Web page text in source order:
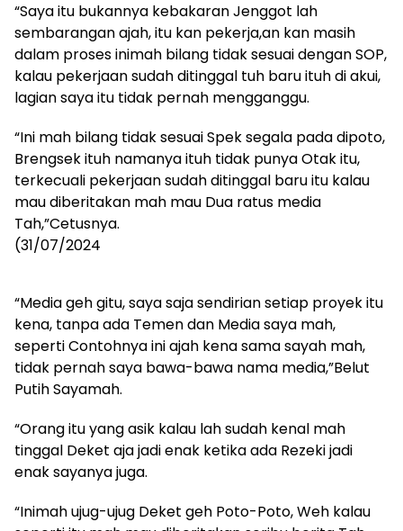
“Saya itu bukannya kebakaran Jenggot lah
sembarangan ajah, itu kan pekerja,an kan masih
dalam proses inimah bilang tidak sesuai dengan SOP,
kalau pekerjaan sudah ditinggal tuh baru ituh di akui,
lagian saya itu tidak pernah mengganggu.
“Ini mah bilang tidak sesuai Spek segala pada dipoto,
Brengsek ituh namanya ituh tidak punya Otak itu,
terkecuali pekerjaan sudah ditinggal baru itu kalau
mau diberitakan mah mau Dua ratus media
Tah,”Cetusnya.
(31/07/2024
“Media geh gitu, saya saja sendirian setiap proyek itu
kena, tanpa ada Temen dan Media saya mah,
seperti Contohnya ini ajah kena sama sayah mah,
tidak pernah saya bawa-bawa nama media,”Belut
Putih Sayamah.
“Orang itu yang asik kalau lah sudah kenal mah
tinggal Deket aja jadi enak ketika ada Rezeki jadi
enak sayanya juga.
“Inimah ujug-ujug Deket geh Poto-Poto, Weh kalau